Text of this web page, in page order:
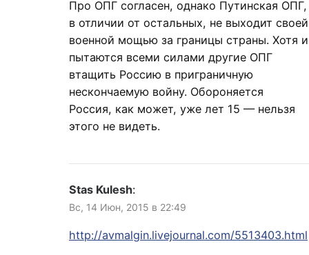
Про ОПГ согласен, однако Путинская ОПГ,
в отличии от остальных, не выходит своей
военной мощью за границы страны. Хотя и
пытаются всеми силами другие ОПГ
втащить Россию в приграничную
нескончаемую войну. Обороняется
Россия, как может, уже лет 15 — нельзя
этого не видеть.
Stas Kulesh:
Вс, 14 Июн, 2015 в 22:49
http://avmalgin.livejournal.com/5513403.html